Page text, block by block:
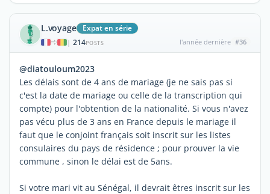
L.voyage Expat en série
| 214POSTS l'année dernière #36
@diatouloum2023
Les délais sont de 4 ans de mariage (je ne sais pas si
c'est la date de mariage ou celle de la transcription qui
compte) pour l'obtention de la nationalité. Si vous n'avez
pas vécu plus de 3 ans en France depuis le mariage il
faut que le conjoint français soit inscrit sur les listes
consulaires du pays de résidence ; pour prouver la vie
commune , sinon le délai est de 5ans.
Si votre mari vit au Sénégal, il devrait êtres inscrit sur les